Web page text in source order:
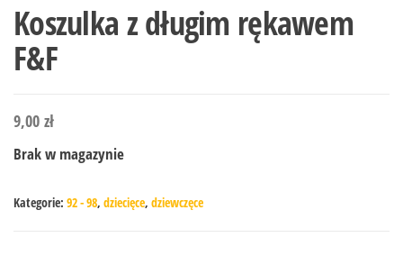
Koszulka z długim rękawem
F&F
9,00 zł
Brak w magazynie
Kategorie: 92 - 98, dziecięce, dziewczęce